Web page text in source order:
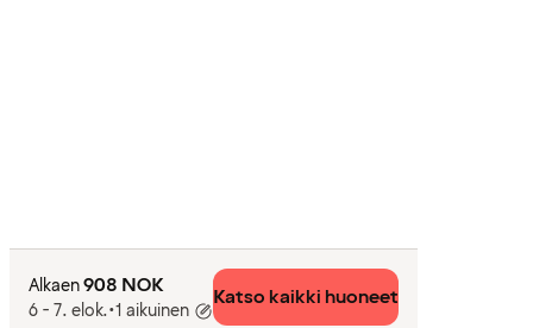
Alkaen908 NOK
6 - 7. elok.•1 aikuinen
Katso kaikki huoneet